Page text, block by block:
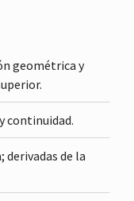
geométrica y
continuidad.
derivadas de la